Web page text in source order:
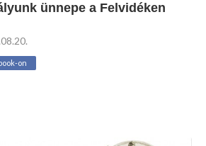
ünnepe a Felvidéken
on